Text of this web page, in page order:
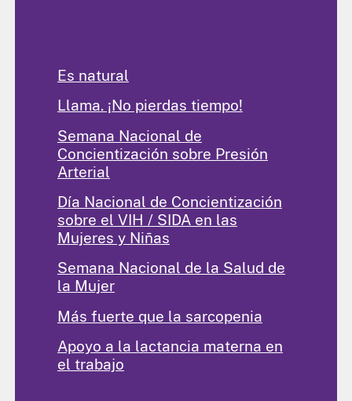
Es natural
Llama. ¡No pierdas tiempo!
Semana Nacional de
Concientización sobre Presión
Arterial
Día Nacional de Concientización
sobre el VIH / SIDA en las
Mujeres y Niñas
Semana Nacional de la Salud de
la Mujer
Más fuerte que la sarcopenia
Apoyo a la lactancia materna en
el trabajo